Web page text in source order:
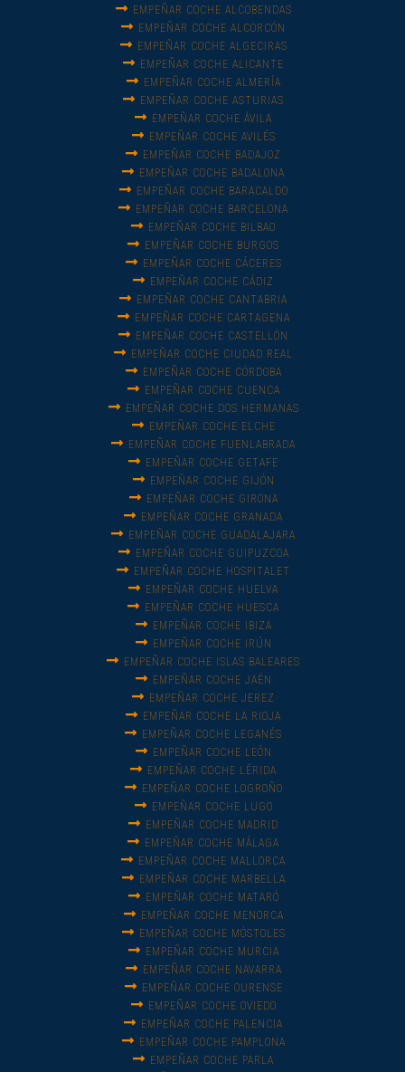
EMPEÑAR COCHE ALCOBENDAS
EMPEÑAR COCHE ALCORCÓN
EMPEÑAR COCHE ALGECIRAS
EMPEÑAR COCHE ALICANTE
EMPEÑAR COCHE ALMERÍA
EMPEÑAR COCHE ASTURIAS
EMPEÑAR COCHE ÁVILA
EMPEÑAR COCHE AVILÉS
EMPEÑAR COCHE BADAJOZ
EMPEÑAR COCHE BADALONA
EMPEÑAR COCHE BARACALDO
EMPEÑAR COCHE BARCELONA
EMPEÑAR COCHE BILBAO
EMPEÑAR COCHE BURGOS
EMPEÑAR COCHE CÁCERES
EMPEÑAR COCHE CÁDIZ
EMPEÑAR COCHE CANTABRIA
EMPEÑAR COCHE CARTAGENA
EMPEÑAR COCHE CASTELLÓN
EMPEÑAR COCHE CIUDAD REAL
EMPEÑAR COCHE CÓRDOBA
EMPEÑAR COCHE CUENCA
EMPEÑAR COCHE DOS HERMANAS
EMPEÑAR COCHE ELCHE
EMPEÑAR COCHE FUENLABRADA
EMPEÑAR COCHE GETAFE
EMPEÑAR COCHE GIJÓN
EMPEÑAR COCHE GIRONA
EMPEÑAR COCHE GRANADA
EMPEÑAR COCHE GUADALAJARA
EMPEÑAR COCHE GUIPUZCOA
EMPEÑAR COCHE HOSPITALET
EMPEÑAR COCHE HUELVA
EMPEÑAR COCHE HUESCA
EMPEÑAR COCHE IBIZA
EMPEÑAR COCHE IRÚN
EMPEÑAR COCHE ISLAS BALEARES
EMPEÑAR COCHE JAÉN
EMPEÑAR COCHE JEREZ
EMPEÑAR COCHE LA RIOJA
EMPEÑAR COCHE LEGANÉS
EMPEÑAR COCHE LEÓN
EMPEÑAR COCHE LÉRIDA
EMPEÑAR COCHE LOGROÑO
EMPEÑAR COCHE LUGO
EMPEÑAR COCHE MADRID
EMPEÑAR COCHE MÁLAGA
EMPEÑAR COCHE MALLORCA
EMPEÑAR COCHE MARBELLA
EMPEÑAR COCHE MATARÓ
EMPEÑAR COCHE MENORCA
EMPEÑAR COCHE MÓSTOLES
EMPEÑAR COCHE MURCIA
EMPEÑAR COCHE NAVARRA
EMPEÑAR COCHE OURENSE
EMPEÑAR COCHE OVIEDO
EMPEÑAR COCHE PALENCIA
EMPEÑAR COCHE PAMPLONA
EMPEÑAR COCHE PARLA